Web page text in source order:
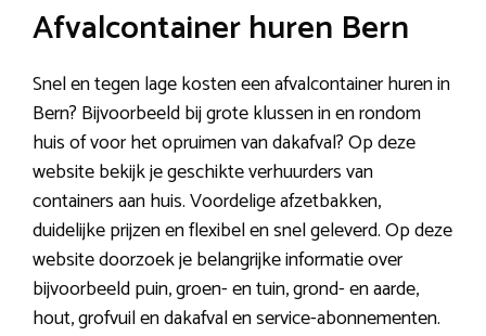
Afvalcontainer huren Bern
Snel en tegen lage kosten een afvalcontainer huren in
Bern? Bijvoorbeeld bij grote klussen in en rondom
huis of voor het opruimen van dakafval? Op deze
website bekijk je geschikte verhuurders van
containers aan huis. Voordelige afzetbakken,
duidelijke prijzen en flexibel en snel geleverd. Op deze
website doorzoek je belangrijke informatie over
bijvoorbeeld puin, groen- en tuin, grond- en aarde,
hout, grofvuil en dakafval en service-abonnementen.